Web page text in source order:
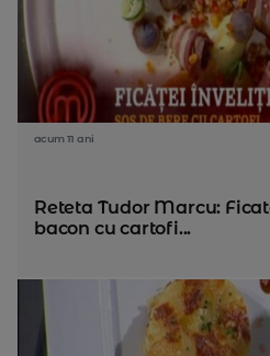
acum 11 ani
Reteta Tudor Marcu:
bacon cu cartofi...